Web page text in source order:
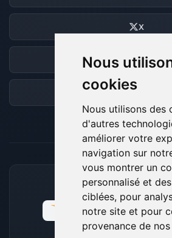
Nous
cookies
Nous utilisons des
d'autres
améliorer votre
navigation sur
vous montrer un
personnalisé et
ciblées, pour
notre site et pour
provenance de
X
Discord
Forum
MOYENS DE PAIEMENT